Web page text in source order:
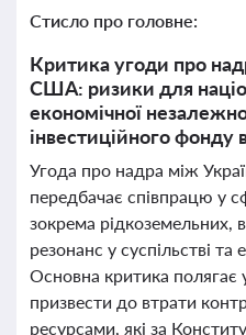
Стисло про головне:
Критика угоди про
США: ризики для
економічної
інвестиційного фонду
Угода про надра між
передбачає співпрацю у
зокрема рідкоземельних,
резонанс у суспільстві
Основна критика
призвести до втрати
ресурсами, які за